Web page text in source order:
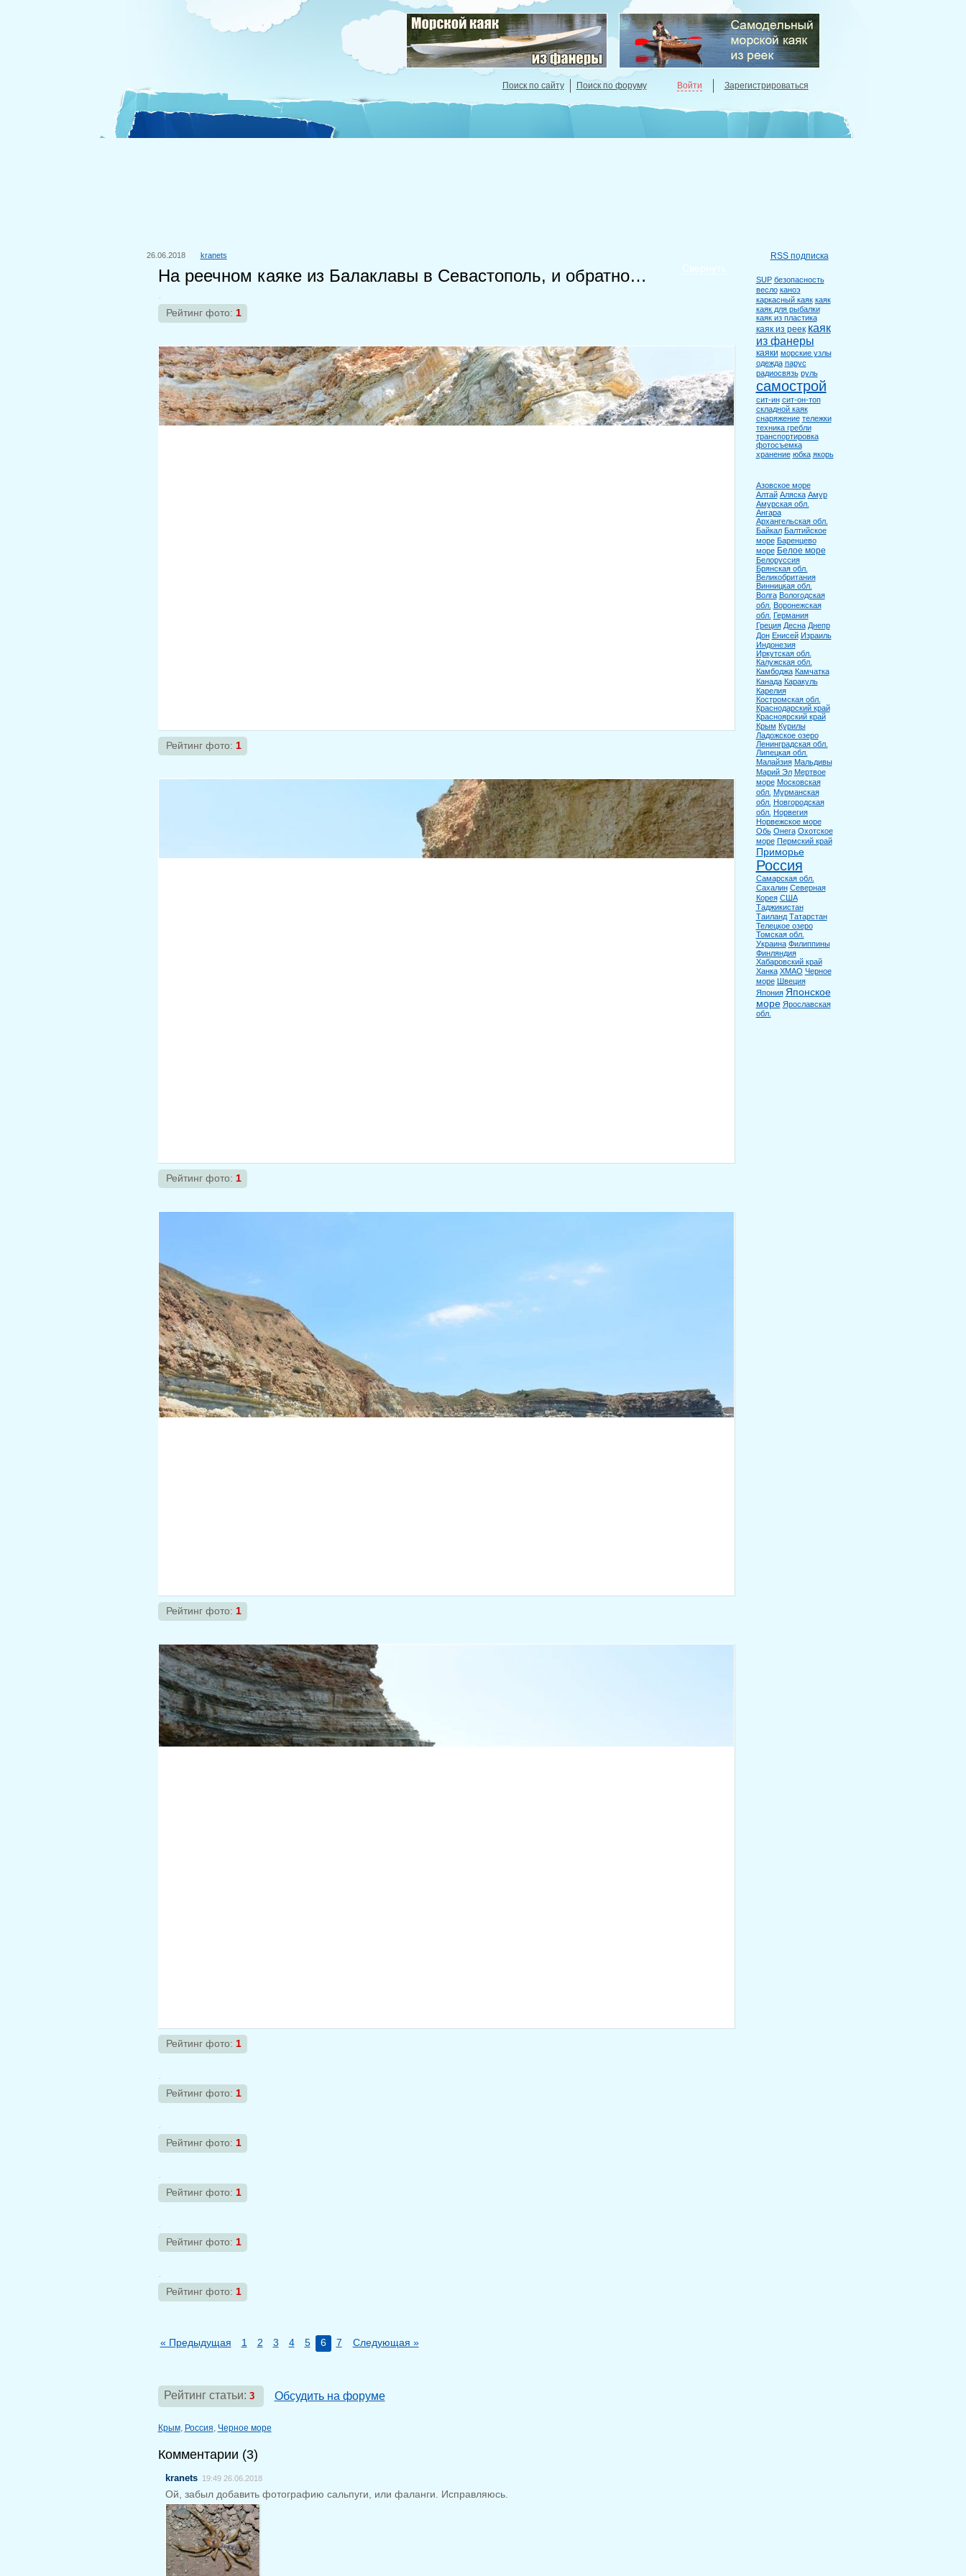
Поиск по сайту Поиск по форуму Войти Зарегистрироваться
Свернуть
26.06.2018 kranets
На реечном каяке из Балаклавы в Севастополь, и обратно…
Рейтинг фото: 1
Рейтинг фото: 1
Рейтинг фото: 1
Рейтинг фото: 1
Рейтинг фото: 1
Рейтинг фото: 1
Рейтинг фото: 1
Рейтинг фото: 1
Рейтинг фото: 1
Рейтинг фото: 1
« Предыдущая 1 2 3 4 5 6 7 Следующая »
Рейтинг статьи: 3 Обсудить на форуме
Крым, Россия, Черное море
Комментарии (3)
kranets 19:49 26.06.2018
Ой, забыл добавить фотографию сальпуги, или фаланги. Исправляюсь.
RSS подписка
SUP безопасность
весло каноэ
каркасный каяк каяк
каяк для рыбалки
каяк из пластика
каяк из реек каяк
из фанеры
каяки морские узлы
одежда парус
радиосвязь руль
самострой
сит-ин сит-он-топ
складной каяк
снаряжение тележки
техника гребли
транспортировка
фотосъемка
хранение юбка якорь
Азовское море
Алтай Аляска Амур
Амурская обл.
Ангара
Архангельская обл.
Байкал Балтийское
море Баренцево
море Белое море
Белоруссия
Брянская обл.
Великобритания
Винницкая обл.
Волга Вологодская
обл. Воронежская
обл. Германия
Греция Десна Днепр
Дон Енисей Израиль
Индонезия
Иркутская обл.
Калужская обл.
Камбоджа Камчатка
Канада Каракуль
Карелия
Костромская обл.
Краснодарский край
Красноярский край
Крым Курилы
Ладожское озеро
Ленинградская обл.
Липецкая обл.
Малайзия Мальдивы
Марий Эл Мертвое
море Московская
обл. Мурманская
обл. Новгородская
обл. Норвегия
Норвежское море
Обь Онега Охотское
море Пермский край
Приморье
Россия
Самарская обл.
Сахалин Северная
Корея США
Таджикистан
Таиланд Татарстан
Телецкое озеро
Томская обл.
Украина Филиппины
Финляндия
Хабаровский край
Ханка ХМАО Черное
море Швеция
Япония Японское
море Ярославская
обл.